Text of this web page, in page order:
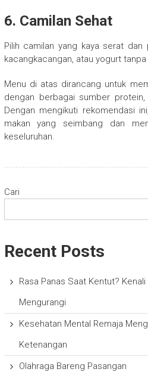
6. Camilan Sehat
Pilih camilan yang kaya serat dan
kacangkacangan, atau yogurt
Menu di atas dirancang untuk
dengan berbagai sumber
Dengan mengikuti rekomendasi
makan yang seimbang dan
keseluruhan.
Cari
Recent Posts
Rasa Panas Saat Kentut?
Mengurangi
Kesehatan Mental Remaja
Ketenangan
Olahraga Bareng Pasangan